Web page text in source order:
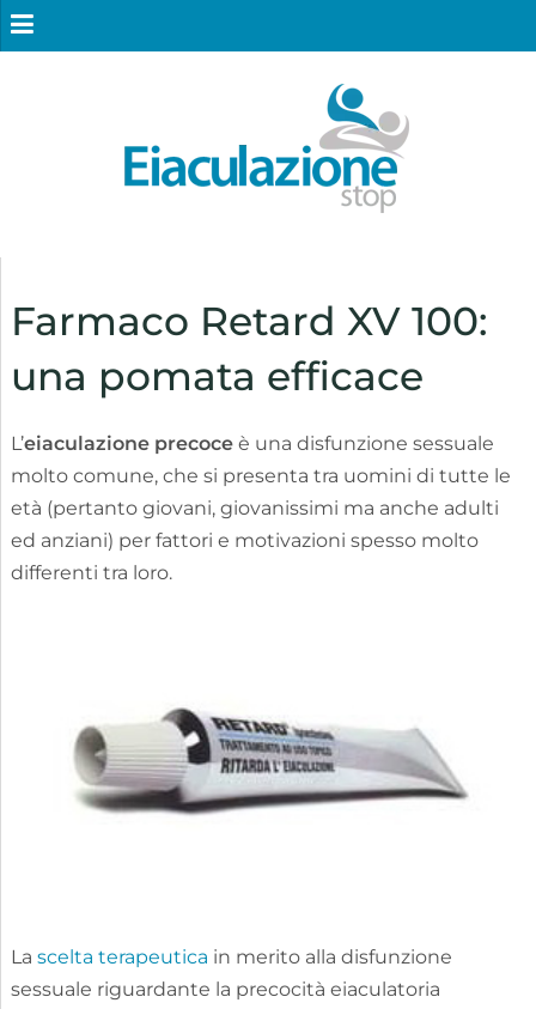
Farmaco Retard XV 100:
una pomata efficace
L’eiaculazione precoce è una disfunzione sessuale
molto comune, che si presenta tra uomini di tutte le
età (pertanto giovani, giovanissimi ma anche adulti
ed anziani) per fattori e motivazioni spesso molto
differenti tra loro.
La scelta terapeutica in merito alla disfunzione
sessuale riguardante la precocità eiaculatoria